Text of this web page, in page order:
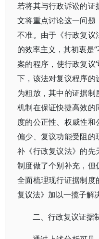
若将其与行政诉讼的
文将重点讨论这一问题
不准。由于《行政复议
的效率主义，其初衷是
案的程序，使行政复议
下，该法对复议程序
为粗放，其中的证据
机制在保证快捷高效的
度的公正性、权威性
偏少、复议功能受阻
补《行政复议法》的
制度做了个别补充，但
全面梳理现行证据制度
复议法》加以一揽子解
二、行政复议证据